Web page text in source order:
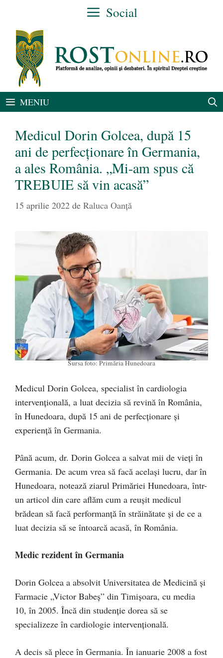
conținut
Social
MENIU
Medicul Dorin Golcea, după 15
ani de perfecționare în Germania,
a ales România. „Mi-am spus că
TREBUIE să vin acasă”
15 aprilie 2022 de Raluca Oanță
Sursa foto: Primăria Hunedoara
Medicul Dorin Golcea, specialist în cardiologia
intervențională, a luat decizia să revină în România,
în Hunedoara, după 15 ani de perfecționare și
experiență în Germania.
Până acum, dr. Dorin Golcea a salvat mii de vieți în
Germania. De acum vrea să facă același lucru, dar în
Hunedoara, notează ziarul Primăriei Hunedoara, într-
un articol din care aflăm cum a reușit medicul
brădean să facă performanță în străinătate și de ce a
luat decizia să se întoarcă acasă, în România.
Medic rezident în Germania
Dorin Golcea a absolvit Universitatea de Medicină și
Farmacie „Victor Babeș” din Timișoara, cu media
10, în 2005. Încă din studenție dorea să se
specializeze în cardiologie intervențională.
A decis să plece în Germania. În ianuarie 2008 a fost